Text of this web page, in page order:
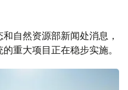
和自然资源部新闻处消息，
重大项目正在稳步实施。